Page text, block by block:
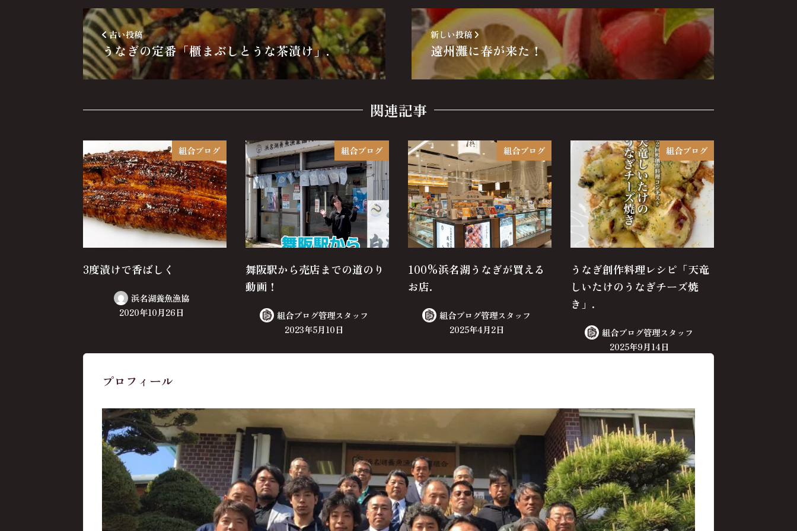
古い投稿
うなぎの定番「櫃まぶしとうな茶漬け」.
新しい投稿
遠州灘に春が来た！
関連記事
組合ブログ
3度漬けで香ばしく
浜名湖養魚漁協
2020年10月26日
組合ブログ
舞阪駅から売店までの道のり
動画！
組合ブログ管理スタッフ
2023年5月10日
組合ブログ
100%浜名湖うなぎが買える
お店.
組合ブログ管理スタッフ
2025年4月2日
組合ブログ
うなぎ創作料理レシピ「天竜
しいたけのうなぎチーズ焼
き」.
組合ブログ管理スタッフ
2025年9月14日
プロフィール